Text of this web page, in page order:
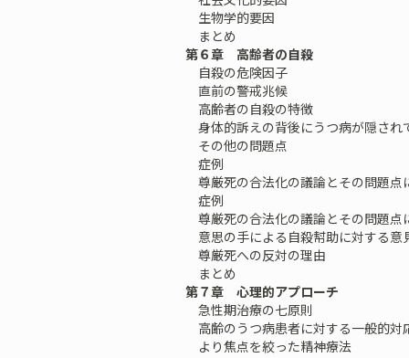
生物学的要因
まとめ
第６章 高齢者の自殺
自殺の危険因子
直前の警戒兆候
高齢者の自殺の特徴
身体的訴えの背後にうつ病が隠され
その他の問題点
症例
尊厳死の合法化の議論とその問題点
症例
尊厳死の合法化の議論とその問題点
意思の手による自殺幇助に対する意
尊厳死への反対の理由
まとめ
第７章 心理的アプローチ
急性期治療の七原則
高齢のうつ病患者に対する一般的対
より焦点を絞った精神療法